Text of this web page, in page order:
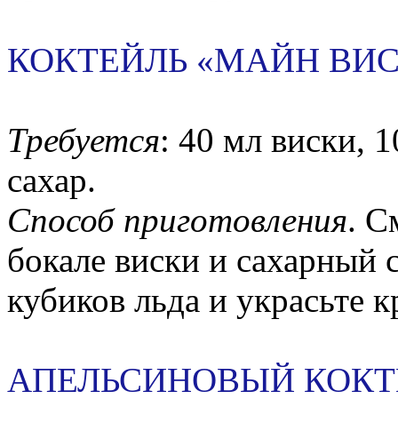
КОКТЕЙЛЬ «МАЙН
Требуется: 40 мл виски,
сахар.
Способ приготовления.
бокале виски и сахарный
кубиков льда и украсьте
АПЕЛЬСИНОВЫЙ